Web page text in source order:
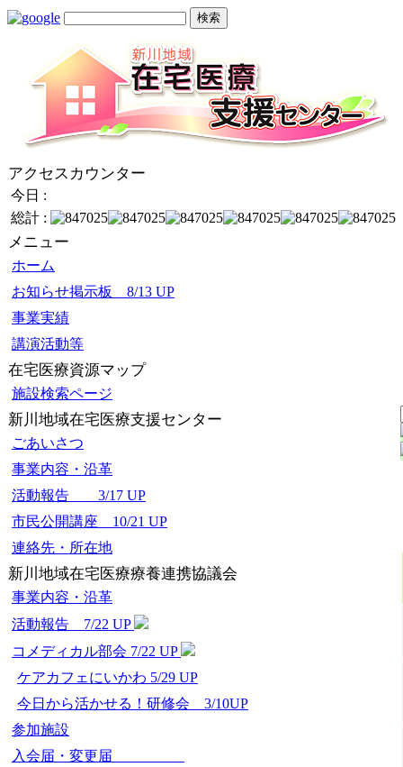
アクセスカウンター
今日 :
総計 :
メニュー
ホーム
お知らせ掲示板 8/13 UP
事業実績
講演活動等
在宅医療資源マップ
施設検索ページ
新川地域在宅医療支援センター
ごあいさつ
事業内容・沿革
活動報告 3/17 UP
市民公開講座 10/21 UP
連絡先・所在地
新川地域在宅医療療養連携協議会
事業内容・沿革
活動報告 7/22 UP
コメディカル部会 7/22 UP
ケアカフェにいかわ 5/29 UP
今日から活かせる！研修会 3/10UP
参加施設
入会届・変更届